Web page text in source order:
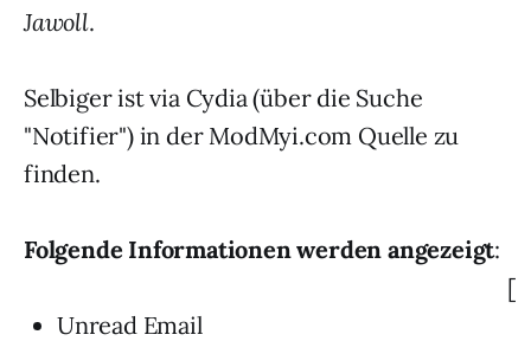
Jawoll.
Selbiger ist via Cydia (über die Suche
"Notifier") in der ModMyi.com Quelle zu
finden.
Folgende Informationen werden angezeigt:
Unread Email
[